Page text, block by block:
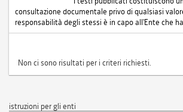
consultazione documentale privo di qualsiasi
responsabilità degli stessi è in capo all'Ente che
Non ci sono risultati per i criteri richiesti.
istruzioni per gli enti